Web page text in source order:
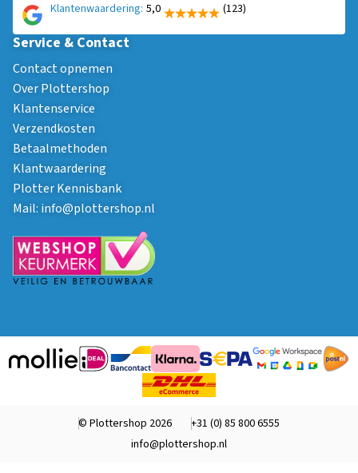
Klantenwaardering: 5,0 (123)
Service & Contact
Contact opnemen
Over Plottershop
Klantenservice
Verzendkosten
Betaalmethoden
Klantwaardering
Plotter Kennisbank
Mail: info@plottershop.nl
© Plottershop 2026
+31 (0) 85 800 6555
info@plottershop.nl